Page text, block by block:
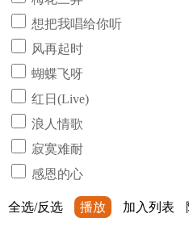
想把我唱给你听
风再起时
蝴蝶飞呀
红日(Live)
浪人情歌
寂寞难耐
感恩的心
全选/反选 播放 加入列表